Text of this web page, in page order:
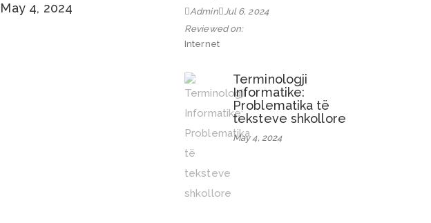
May 4, 2024
Admin Jul 6, 2024
Reviewed on:
Internet
Terminologji
Informatike:
Problematika të
teksteve shkollore
May 4, 2024